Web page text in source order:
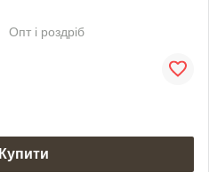
Опт і роздріб
Купити